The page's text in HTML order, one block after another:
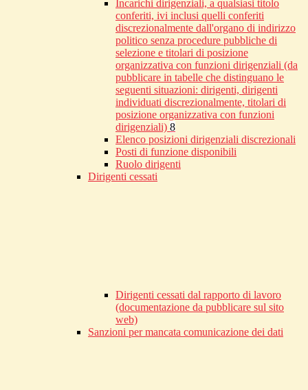
Incarichi dirigenziali, a qualsiasi titolo
conferiti, ivi inclusi quelli conferiti
discrezionalmente dall'organo di indirizzo
politico senza procedure pubbliche di
selezione e titolari di posizione
organizzativa con funzioni dirigenziali (da
pubblicare in tabelle che distinguano le
seguenti situazioni: dirigenti, dirigenti
individuati discrezionalmente, titolari di
posizione organizzativa con funzioni
dirigenziali) 8
Elenco posizioni dirigenziali discrezionali
Posti di funzione disponibili
Ruolo dirigenti
Dirigenti cessati
Dirigenti cessati dal rapporto di lavoro
(documentazione da pubblicare sul sito
web)
Sanzioni per mancata comunicazione dei dati